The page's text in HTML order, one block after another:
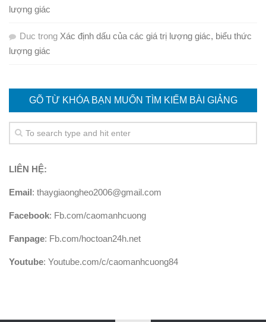
lượng giác
Duc trong Xác định dấu của các giá trị lượng giác, biểu thức
lượng giác
GÕ TỪ KHÓA BẠN MUỐN TÌM KIẾM BÀI GIẢNG
LIÊN HỆ:
Email: thaygiaongheo2006@gmail.com
Facebook: Fb.com/caomanhcuong
Fanpage: Fb.com/hoctoan24h.net
Youtube: Youtube.com/c/caomanhcuong84